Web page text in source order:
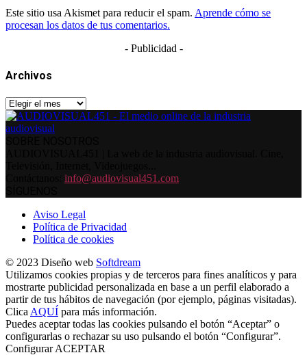
Este sitio usa Akismet para reducir el spam. Aprende cómo se
procesan los datos de tus comentarios.
- Publicidad -
Archivos
Archivos
info@audiovisual451.com
Aviso Legal
Política de Privacidad
Política de cookies
© 2023 Diseño web Softdream
Utilizamos cookies propias y de terceros para fines analíticos y para
mostrarte publicidad personalizada en base a un perfil elaborado a
partir de tus hábitos de navegación (por ejemplo, páginas visitadas).
Clica AQUÍ para más información.
Puedes aceptar todas las cookies pulsando el botón “Aceptar” o
configurarlas o rechazar su uso pulsando el botón “Configurar”.
Configurar ACEPTAR